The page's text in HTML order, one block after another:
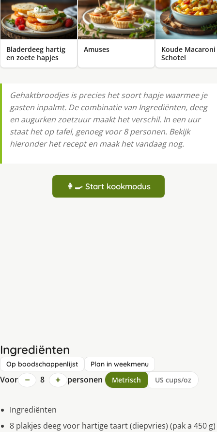
Bladerdeeg hartig
en zoete hapjes
Amuses
Koude Macaroni
Schotel
Gehaktbroodjes is precies het soort hapje waarmee je
gasten inpalmt. De combinatie van Ingrediënten, deeg
en augurken zoetzuur maakt het verschil. In een uur
staat het op tafel, genoeg voor 8 personen. Bekijk
hieronder het recept en maak het vandaag nog.
👩‍🍳 Start kookmodus
Ingrediënten
Op boodschappenlijst Plan in weekmenu
Voor − 8 + personen Metrisch US cups/oz
Ingrediënten
8 plakjes deeg voor hartige taart (diepvries) (pak a 450 g)